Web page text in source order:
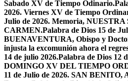
Sabado XV de Tiempo Odinario.
2026. Viernes XV de Tiempo
Julio de 2026. Memoria,
CARMEN.Palabra de Dios 15 de
BUENAVENTURA, Obispo y
injusta la excomunión ahora el
14 de julio 2026.Palabra de Dios 12
DOMINGO XV DEL TIEMPO
11 de Julio de 2026. SAN BENITO,